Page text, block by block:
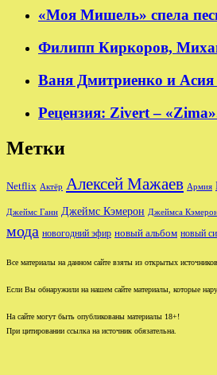
«Моя Мишель» спела
Филипп Киркоров,
Ваня Дмитриенко и Асия
Рецензия: Zivert –
Метки
Netflix Актёр Алексей Мажаев Армия
Джеймс Ганн Джеймс Кэмерон Джеймса
мода новогодний эфир новый альбом новый
Все материалы на данном сайте взяты из открытых
Если Вы обнаружили на нашем сайте материалы, которые
На сайте могут быть опубликованы материалы 18+!
При цитировании ссылка на источник обязательна.